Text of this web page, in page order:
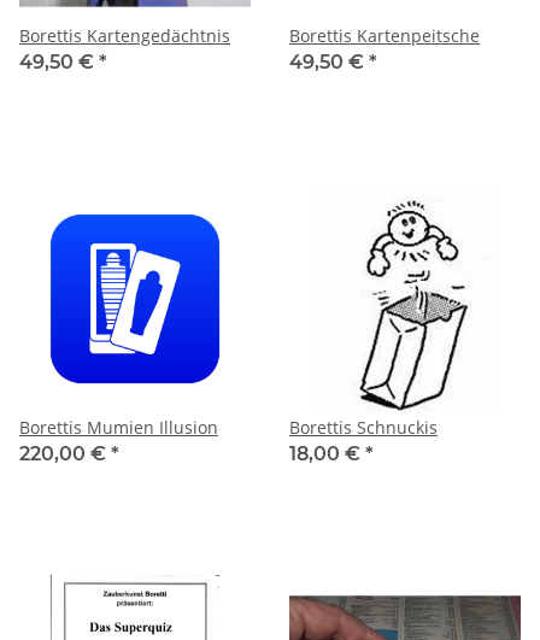
Borettis Kartengedächtnis
49,50 € *
Borettis Kartenpeitsche
49,50 € *
Borettis Mumien Illusion
220,00 € *
Borettis Schnuckis
18,00 € *